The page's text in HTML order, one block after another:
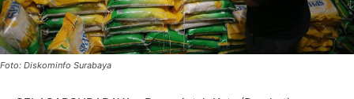
Foto: Diskominfo Surabaya